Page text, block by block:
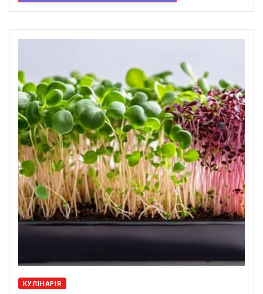
КУЛІНАРІЯ